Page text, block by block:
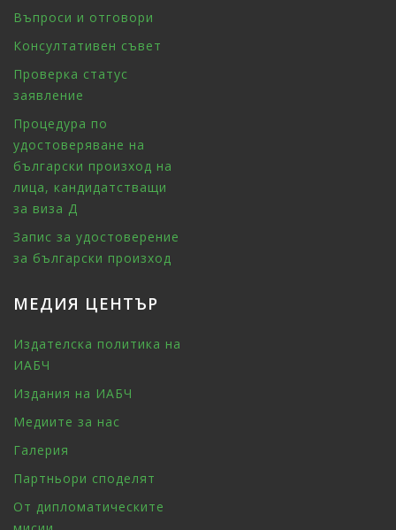
Въпроси и отговори
Консултативен съвет
Проверка статус
заявление
Процедура по
удостоверяване на
български произход на
лица, кандидатстващи
за виза Д
Запис за удостоверение
за български произход
МЕДИЯ ЦЕНТЪР
Издателска политика на
ИАБЧ
Издания на ИАБЧ
Медиите за нас
Галерия
Партньори споделят
От дипломатическите